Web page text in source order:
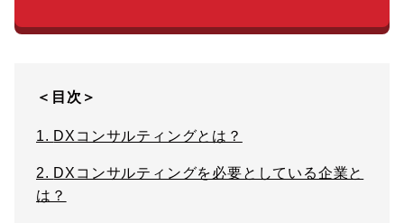
＜目次＞
1. DXコンサルティングとは？
2. DXコンサルティングを必要としている企業と
は？